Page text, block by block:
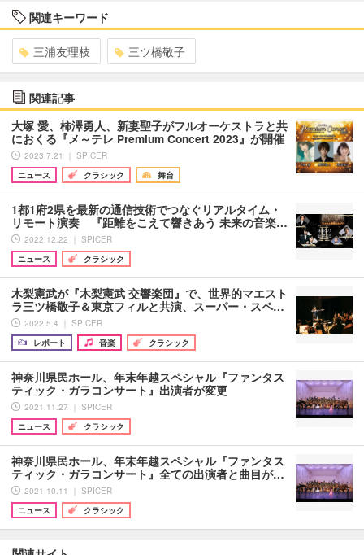
関連キーワード
三浦友理枝 三ツ橋敬子
関連記事
大塚 愛、柿澤勇人、新妻聖子がフルオーケストラと共
におくる『メ～テレ Premium Concert 2023』が開催
2023.7.21 ｜ SPICER
ニュース
クラシック 舞台
1都1府2県を最新の通信技術でつなぐリアルタイム・
リモート演奏 『距離をこえて響きあう 未来の音楽…
2022.12.22 ｜ SPICER
ニュース
クラシック
木梨憲武が『木梨憲武 交響楽団』で、世界的マエスト
ラ三ツ橋敬子＆東京フィルと共演、スーパー・スペ…
2022.5.4 ｜ SPICER
レポート
音楽 クラシック
神奈川県民ホール、年末年越スペシャル『ファンタス
ティック・ガラコンサート』出演者が変更
2021.11.27 ｜ SPICER
ニュース
クラシック
神奈川県民ホール、年末年越スペシャル『ファンタス
ティック・ガラコンサート』全ての出演者と曲目が…
2021.10.11 ｜ SPICER
ニュース
クラシック